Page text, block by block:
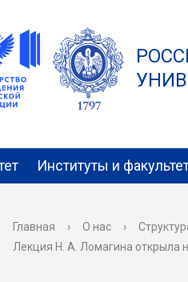
Институты и
Главная › О нас ›
Лекция Н. А. Ломагина открыла